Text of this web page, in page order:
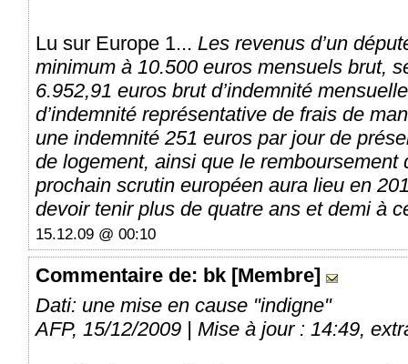
Lu sur Europe 1... Les revenus d’un
minimum à 10.500 euros mensuels brut,
6.952,91 euros brut d’indemnité
d’indemnité représentative de frais de
une indemnité 251 euros par jour de
de logement, ainsi que le remboursement
prochain scrutin européen aura lieu en
devoir tenir plus de quatre ans et demi à
15.12.09 @ 00:10
Commentaire de: bk [Membre]
Dati: une mise en cause "indigne"
AFP, 15/12/2009 | Mise à jour : 14:49,